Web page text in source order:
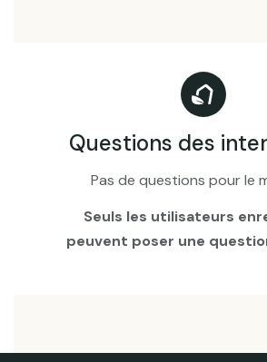
Questions des
Pas de questions pour le
Seuls les utilisateurs
peuvent poser une